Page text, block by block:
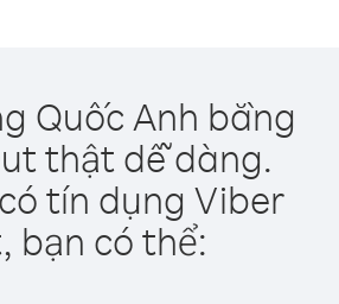
Quốc Anh bằng
thật dễ dàng.
tín dụng Viber
bạn có thể: